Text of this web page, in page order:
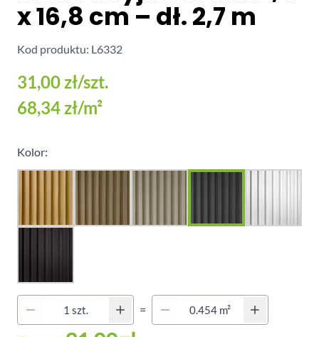
x 16,8 cm – dł. 2,7 m
Kod produktu: L6332
31,00 zł/szt.
68,34 zł/m²
Kolor:
=
Quantity (Secondary)